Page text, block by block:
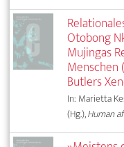
Otobong
Mujingas
Menschen
Butlers
In: Marietta
(Hg.),Human